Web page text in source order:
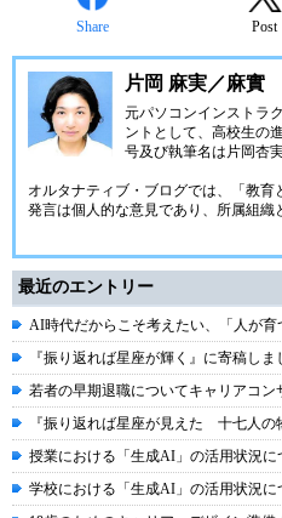
Share Post
片岡 麻実／麻實
元パソコンインストラ
ントとして、高校生の
号及び執筆名は片岡杏実
オルタナティブ・ブログでは、「教育
発言は個人的な意見であり、所属組織
最近のエントリー
AI時代だからこそ考えたい、「人が育
『振り返れば星座が輝く』に寄稿しま
若者の早期退職についてキャリアコン
『振り返れば星座が見えた 十七人の
授業における「生成AI」の活用状況に
学校における「生成AI」の活用状況に